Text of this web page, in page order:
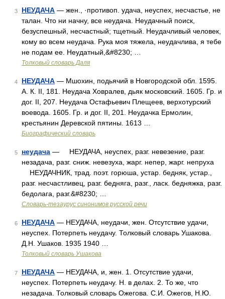
3 НЕУДАЧА — жен., ·противоп. удача, неуспех, несчастье, не
талан. Что ни начну, все неудача. Неудачный поиск,
безуспешный, несчастный; тщетный. Неудачливый человек,
кому во всем неудача. Рука моя тяжела, неудачлива, я тебе
не подам ее. Неудатный,&#8230; …
Толковый словарь Даля
4 НЕУДАЧА — Мшохин, подьячий в Новгородской обл. 1595.
А. К. II, 181. Неудача Ховралев, дьяк московский. 1605. Гр. и
дог. II, 207. Неудача Остафьевич Плещеев, верхотурский
воевода. 1605. Гр. и дог. II, 201. Неудачка Ермолин,
крестьянин Деревской пятины. 1613 …
Биографический словарь
5 неудача — НЕУДАЧА, неуспех, разг. невезение, разг.
незадача, разг. сниж. невезуха, жарг. непер, жарг. непруха
НЕУДАЧНИК, трад. поэт. горюша, устар. бедняк, устар.,
разг. несчастливец, разг. бедняга, разг., ласк. бедняжка, разг.
бедолага, разг.&#8230; …
Словарь-тезаурус синонимов русской речи
6 НЕУДАЧА — НЕУДАЧА, неудачи, жен. Отсутствие удачи,
неуспех. Потерпеть неудачу. Толковый словарь Ушакова.
Д.Н. Ушаков. 1935 1940 …
Толковый словарь Ушакова
7 НЕУДАЧА — НЕУДАЧА, и, жен. 1. Отсутствие удачи,
неуспех. Потерпеть неудачу. Н. в делах. 2. То же, что
незадача. Толковый словарь Ожегова. С.И. Ожегов, Н.Ю.